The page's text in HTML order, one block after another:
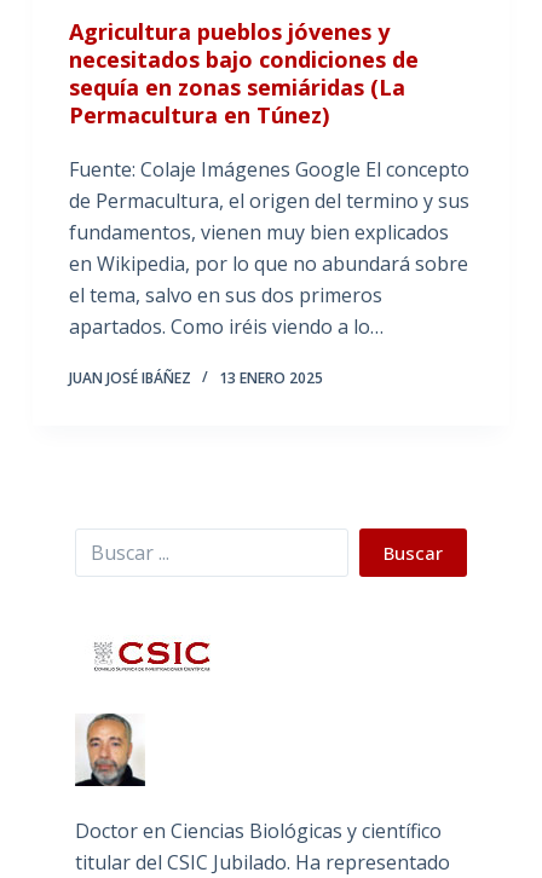
Agricultura pueblos jóvenes y
necesitados bajo condiciones de
sequía en zonas semiáridas (La
Permacultura en Túnez)
Fuente: Colaje Imágenes Google El concepto
de Permacultura, el origen del termino y sus
fundamentos, vienen muy bien explicados
en Wikipedia, por lo que no abundará sobre
el tema, salvo en sus dos primeros
apartados. Como iréis viendo a lo…
JUAN JOSÉ IBÁÑEZ 13 ENERO 2025
Buscar Buscar
Doctor en Ciencias Biológicas y científico
titular del CSIC Jubilado. Ha representado